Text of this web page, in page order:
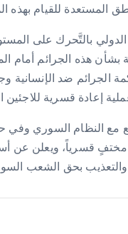
للقيام بهذه
بالتَّحرك على
بشأن هذه الجرائم
ضد الإنسانية
إعادة قسرية
بينهم 96 ألف مختفٍ
بحق الشعب